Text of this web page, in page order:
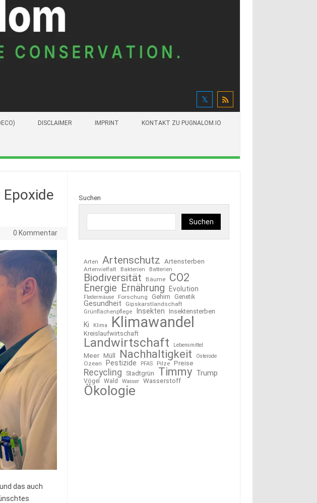
DISCLAIMER IMPRINT KONTAKT ZU PUGNALOM.IO
0 Kommentar
das auch
Suchen
Suchen
Arten Artenschutz Artensterben
Artenvielfalt Bakterien Batterien
Biodiversität Bäume CO2
Energie Ernährung Evolution
Fledermäuse Forschung Gehirn Genetik
Gesundheit Gipskarstlandschaft
Grünflächenpflege Insekten Insektensterben
Ki Klima Klimawandel
Kreislaufwirtschaft
Landwirtschaft Lebensmittel
Meer Müll Nachhaltigkeit Osterode
Ozean Pestizide PFAS Pilze Preise
Recycling Stadtgrün Timmy Trump
Vögel Wald Wasser Wasserstoff
Ökologie